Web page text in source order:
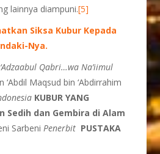
lainnya diampuni.[5]
Siksa Kubur Kepada
Nya.
Qabri…wa Na’iimul
‘Abdil Maqsud bin ‘Abdirrahim
KUBUR YANG
Sedih dan Gembira di Alam
SarbeniPenerbit PUSTAKA